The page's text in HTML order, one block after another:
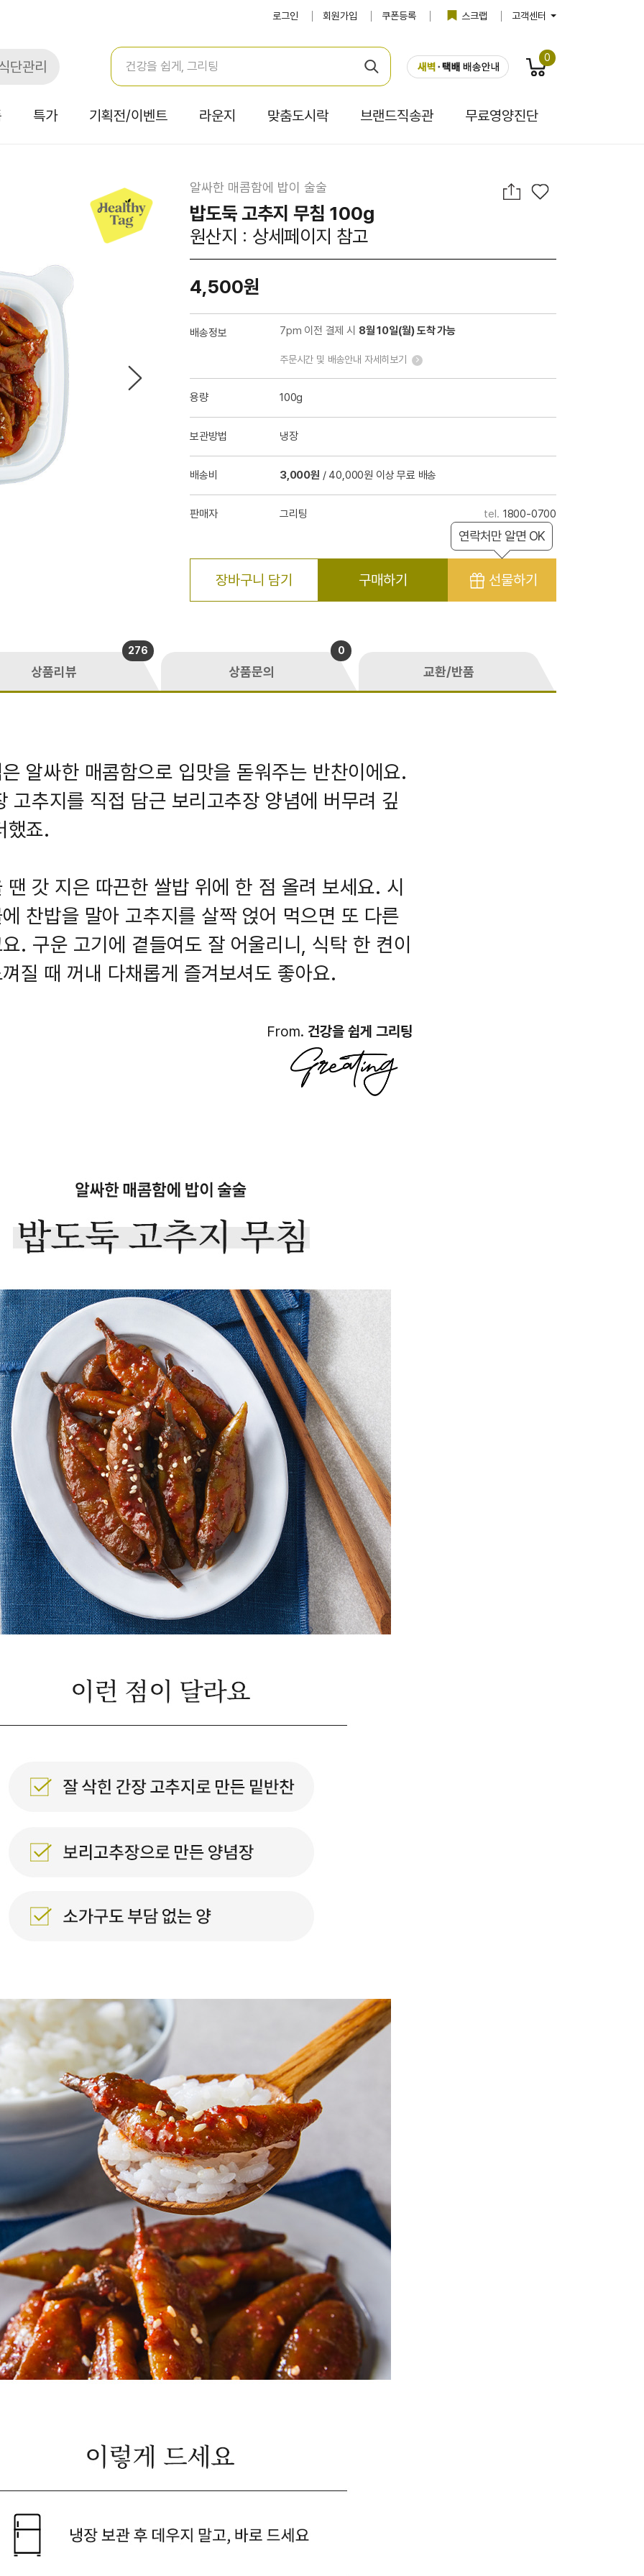
로그인 회원가입 쿠폰등록 스크랩 고객센터
단관리
0
특가 기획전/이벤트 라운지 맞춤도시락 브랜드직송관 무료영양진단
알싸한 매콤함에 밥이 술술
밥도둑 고추지 무침 100g
원산지 : 상세페이지 참고
4,500원
배송정보 7pm 이전 결제 시 8월 10일(월) 도착 가능
주문시간 및 배송안내 자세히보기
용량 100g
보관방법 냉장
배송비 3,000원 / 40,000원 이상 무료 배송
판매자 그리팅 1800-0700
장바구니 담기 구매하기 선물하기
연락처만 알면 OK
상품리뷰
276
상품문의
0
교환/반품
알싸한 매콤함으로 입맛을 돋워주는 반찬이에요.
고추지를 직접 담근 보리고추장 양념에 버무려 깊
했죠.
땐 갓 지은 따끈한 쌀밥 위에 한 점 올려 보세요. 시
찬밥을 말아 고추지를 살짝 얹어 먹으면 또 다른
. 구운 고기에 곁들여도 잘 어울리니, 식탁 한 켠이
질 때 꺼내 다채롭게 즐겨보셔도 좋아요.
From. 건강을 쉽게 그리팅